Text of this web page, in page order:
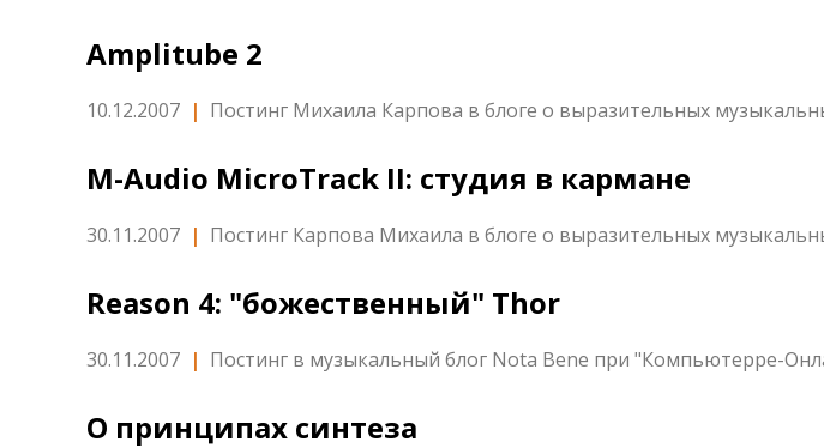
Amplitube 2
10.12.2007 | Постинг Михаила Карпова в блоге о выразительных
M-Audio MicroTrack II: студия в кармане
30.11.2007 | Постинг Карпова Михаила в блоге о выразительных
Reason 4: "божественный" Thor
30.11.2007 | Постинг в музыкальный блог Nota Bene при "Компьютерре-
О принципах синтеза